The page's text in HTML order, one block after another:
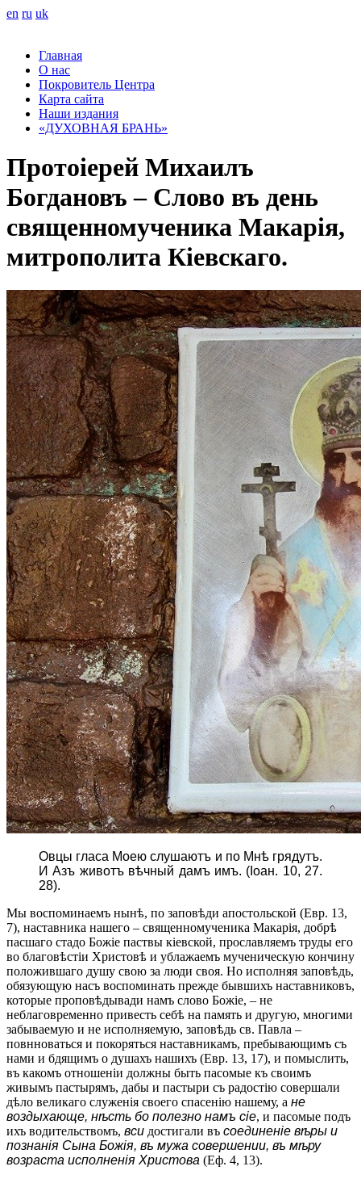
en ru uk
Главная
О нас
Покровитель Центра
Карта сайта
Наши издания
«ДУХОВНАЯ БРАНЬ»
Протоіерей Михаилъ
Богдановъ – Слово въ день
священномученика Макарія,
митрополита Кіевскаго.
Овцы гласа Моею слушаютъ и по Мнѣ грядутъ.
И Азъ животъ вѣчный дамъ имъ. (Іоан. 10, 27.
28).
Мы воспоминаемъ нынѣ, по заповѣди апостольской (Евр. 13,
7), наставника нашего – священномученика Макарія, добрѣ
пасшаго стадо Божіе паствы кіевской, прославляемъ труды его
во благовѣстіи Христовѣ и ублажаемъ мученическую кончину
положившаго душу свою за люди своя. Но исполняя заповѣдь,
обязующую насъ воспоминать прежде бывшихъ наставниковъ,
которые проповѣдывади намъ слово Божіе, – не
неблаговременно привесть себѣ на память и другую, многими
забываемую и не исполняемую, заповѣдь св. Павла –
повнноваться и покоряться наставникамъ, пребывающимъ съ
нами и бдящимъ о душахъ нашихъ (Евр. 13, 17), и помыслить,
въ какомъ отношеніи должны быть пасомые къ своимъ
живымъ пастырямъ, дабы и пастыри съ радостію совершали
дѣло великаго служенія своего спасенію нашему, а не
воздыхающе, нѣсть бо полезно намъ сіе, и пасомые подъ
ихъ водительствомъ, вси достигали въ соединеніе вѣры и
познанія Сына Божія, въ мужа совершении, въ мѣру
возраста исполненія Христова (Еф. 4, 13).